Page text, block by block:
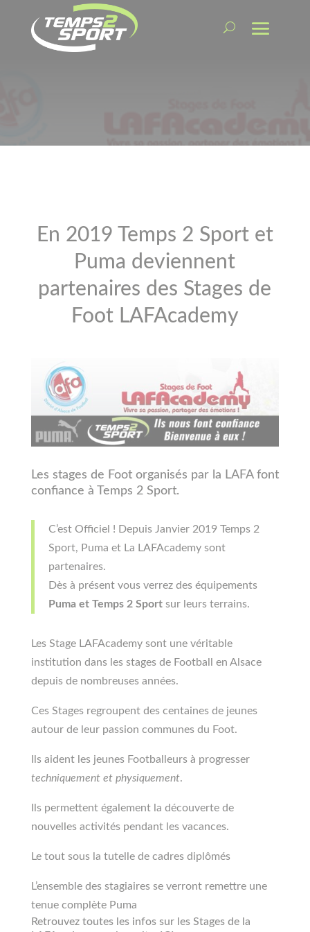
En 2019 Temps 2 Sport et
Puma deviennent
partenaires des Stages de
Foot LAFAcademy
Les stages de Foot organisés par la LAFA font
confiance à Temps 2 Sport.
C’est Officiel ! Depuis Janvier 2019 Temps 2
Sport, Puma et La LAFAcademy sont
partenaires.
Dès à présent vous verrez des équipements
Puma et Temps 2 Sportsur leurs terrains.
Les Stage LAFAcademy sont une véritable
institution dans les stages de Football en Alsace
depuis de nombreuses années.
Ces Stages regroupent des centaines de jeunes
autour de leur passion communes du Foot.
Ils aident les jeunes Footballeurs à progresser
techniquement et physiquement.
Ils permettent également la découverte de
nouvelles activités pendant les vacances.
Le tout sous la tutelle de cadres diplômés
L’ensemble des stagiaires se verront remettre une
tenue complète Puma
Retrouvez toutes les infos sur les Stages de la